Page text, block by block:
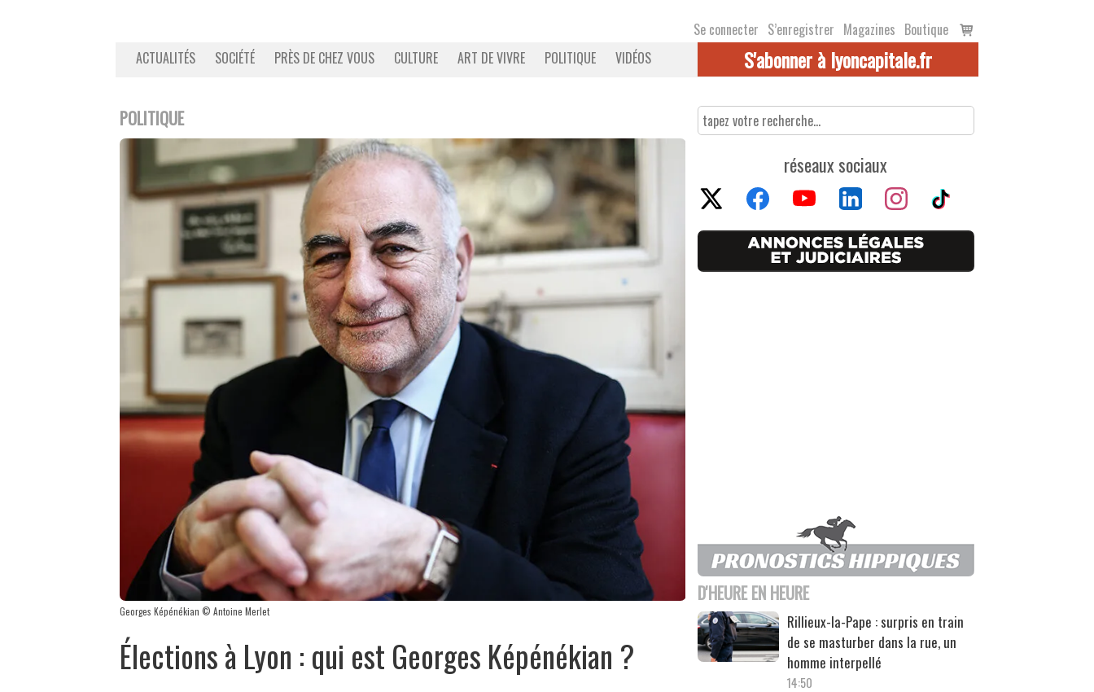
Se connecter S’enregistrer Magazines Boutique
Voir
le
ACTUALITÉS SOCIÉTÉ PRÈS DE CHEZ VOUS CULTURE ART DE VIVRE POLITIQUE VIDÉOS S'abonner à lyoncapitale.fr
POLITIQUE
Georges Képénékian © Antoine Merlet
Élections à Lyon : qui est Georges Képénékian ?
réseaux sociaux
D'HEURE EN HEURE
Rillieux-la-Pape : surpris en train
de se masturber dans la rue, un
homme interpellé
14:50